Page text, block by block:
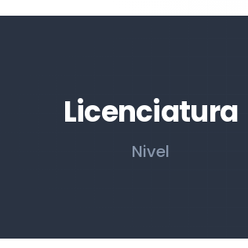
Licenciatura
Nivel